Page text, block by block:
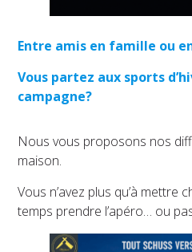
Entre amis en famille ou
Vous partez aux sports
campagne?
Nous vous proposons nos
maison.
Vous n’avez plus qu’à mettre
temps prendre l’apéro… ou